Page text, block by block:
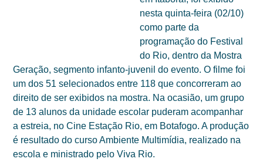
nesta quinta-feira (02/10)
como parte da
programação do Festival
do Rio, dentro da Mostra
Geração, segmento infanto-juvenil do evento. O filme foi
um dos 51 selecionados entre 118 que concorreram ao
direito de ser exibidos na mostra. Na ocasião, um grupo
de 13 alunos da unidade escolar puderam acompanhar
a estreia, no Cine Estação Rio, em Botafogo. A produção
é resultado do curso Ambiente Multimídia, realizado na
escola e ministrado pelo Viva Rio.